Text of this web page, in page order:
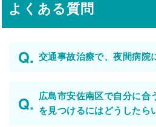
よくある質問
交通事故治療で、夜間病院
広島市安佐南区で自分に合
を見つけるにはどうしたら